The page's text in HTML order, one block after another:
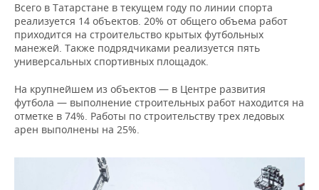
КИБЕРСПОРТ
ФИГУРНОЕ КАТАНИЕ
ВОДНЫЕ ВИДЫ СПОРТА
ХОККЕЙ С МЯЧОМ
КУЛЬТУРА
МЕДИЦИНА
ОБРАЗОВАНИЕ
ПРОИСШЕСТВИЯ
СПИСОК КОМПАНИЙ
Всего в Татарстане в текущем году по линии спорта
реализуется 14 объектов. 20% от общего объема работ
приходится на строительство крытых футбольных
манежей. Также подрядчиками реализуется пять
универсальных спортивных площадок.
На крупнейшем из объектов — в Центре развития
футбола — выполнение строительных работ находится на
отметке в 74%. Работы по строительству трех ледовых
арен выполнены на 25%.